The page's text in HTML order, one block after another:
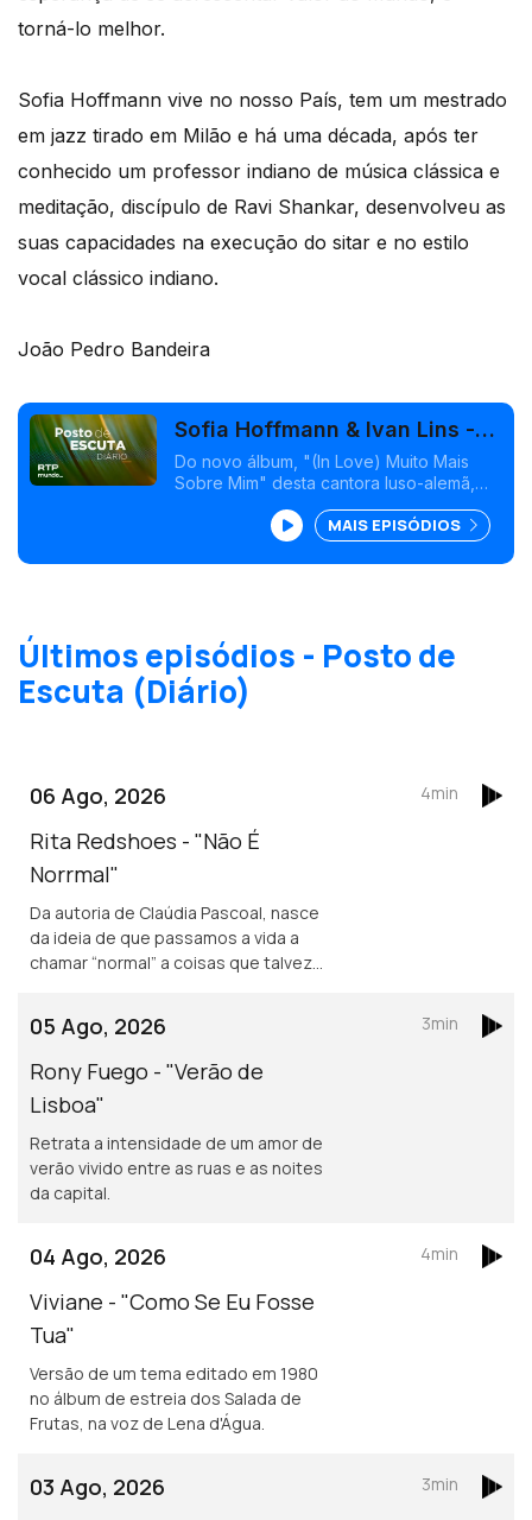
torná-lo melhor.
Sofia Hoffmann vive no nosso País, tem um mestrado
em jazz tirado em Milão e há uma década, após ter
conhecido um professor indiano de música clássica e
meditação, discípulo de Ravi Shankar, desenvolveu as
suas capacidades na execução do sitar e no estilo
vocal clássico indiano.
João Pedro Bandeira
Sofia Hoffmann & Ivan Lins -
"O Sonho"
Do novo álbum, "(In Love) Muito Mais
Sobre Mim" desta cantora luso-alemã,
produz o disco.<br />MAIS EPISÓDIOS
Últimos episódios - Posto de
Escuta (Diário)
06 Ago, 2026
Rita Redshoes - "Não É
Norrmal"
Da autoria de Claúdia Pascoal, nasce
da ideia de que passamos a vida a
chamar “normal” a coisas que talvez
4min
05 Ago, 2026
Rony Fuego - "Verão de
Lisboa"
Retrata a intensidade de um amor de
verão vivido entre as ruas e as noites
da capital.
3min
04 Ago, 2026
Viviane - "Como Se Eu Fosse
Tua"
Versão de um tema editado em 1980
no álbum de estreia dos Salada de
Frutas, na voz de Lena d'Água.
4min
03 Ago, 2026
3min